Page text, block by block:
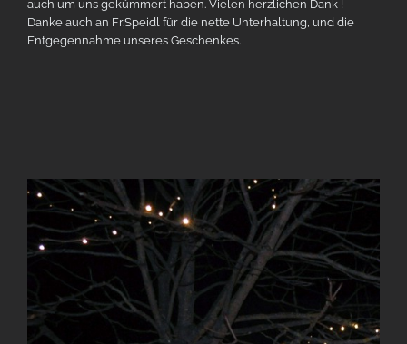
auch um uns gekümmert haben. Vielen herzlichen Dank !
Danke auch an Fr.Speidl für die nette Unterhaltung, und die
Entgegennahme unseres Geschenkes.